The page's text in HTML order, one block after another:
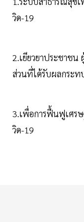
วิด-19
2.เยียวยาประชาช
ส่วนที่ได้รับผลกระท
3.เพื่อการฟื้นฟูเศรษ
วิด-19